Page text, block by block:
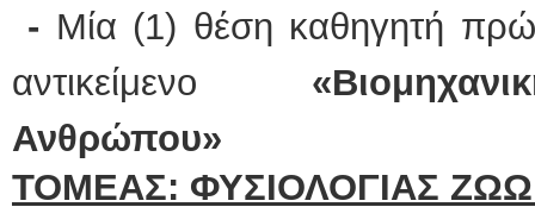
- Μία (1) θέση καθηγητή
αντικείμενο
Ανθρώπου»
ΤΟΜΕΑΣ: ΦΥΣΙΟΛΟΓΙΑΣ